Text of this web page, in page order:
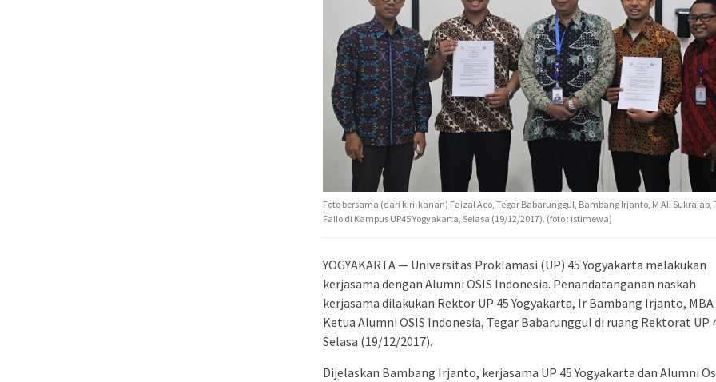
Foto bersama (dari kiri-kanan) Faizal Aco, Tegar Babarunggul, Bambang Irjanto, M Ali Sukrajab,
Fallo di Kampus UP45 Yogyakarta, Selasa (19/12/2017). (foto : istimewa)
YOGYAKARTA — Universitas Proklamasi (UP) 45 Yogyakarta melakukan
kerjasama dengan Alumni OSIS Indonesia. Penandatanganan naskah
kerjasama dilakukan Rektor UP 45 Yogyakarta, Ir Bambang Irjanto, MBA
Ketua Alumni OSIS Indonesia, Tegar Babarunggul di ruang Rektorat UP
Selasa (19/12/2017).
Dijelaskan Bambang Irjanto, kerjasama UP 45 Yogyakarta dan Alumni